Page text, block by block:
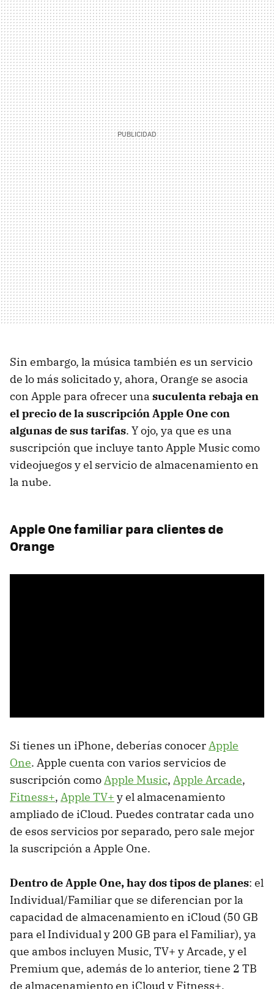
Sin embargo, la música también es un servicio
de lo más solicitado y, ahora, Orange se asocia
con Apple para ofrecer una suculenta rebaja en
el precio de la suscripción Apple One con
algunas de sus tarifas. Y ojo, ya que es una
suscripción que incluye tanto Apple Music como
videojuegos y el servicio de almacenamiento en
la nube.
Apple One familiar para clientes de
Orange
Si tienes un iPhone, deberías conocerApple
One. Apple cuenta con varios servicios de
suscripción comoApple Music, Apple Arcade,
Fitness+, Apple TV+ y el almacenamiento
ampliado de iCloud. Puedes contratar cada uno
de esos servicios por separado, pero sale mejor
la suscripción a Apple One.
Dentro de Apple One, hay dos tipos de planes: el
Individual/Familiar que se diferencian por la
capacidad de almacenamiento en iCloud (50 GB
para el Individual y 200 GB para el Familiar), ya
que ambos incluyen Music, TV+ y Arcade, y el
Premium que, además de lo anterior, tiene 2 TB
de almacenamiento en iCloud y Fitness+.